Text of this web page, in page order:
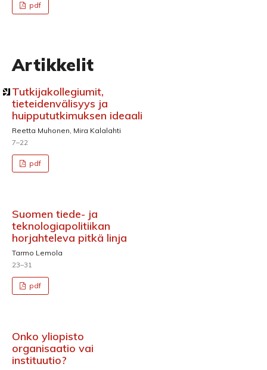
pdf
Artikkelit
Tutkijakollegiumit,
tieteidenvälisyys ja
huippututkimuksen ideaali
Reetta Muhonen, Mira Kalalahti
7–22
pdf
Suomen tiede- ja
teknologiapolitiikan
horjahteleva pitkä linja
Tarmo Lemola
23–31
pdf
Onko yliopisto
organisaatio vai
instituutio?